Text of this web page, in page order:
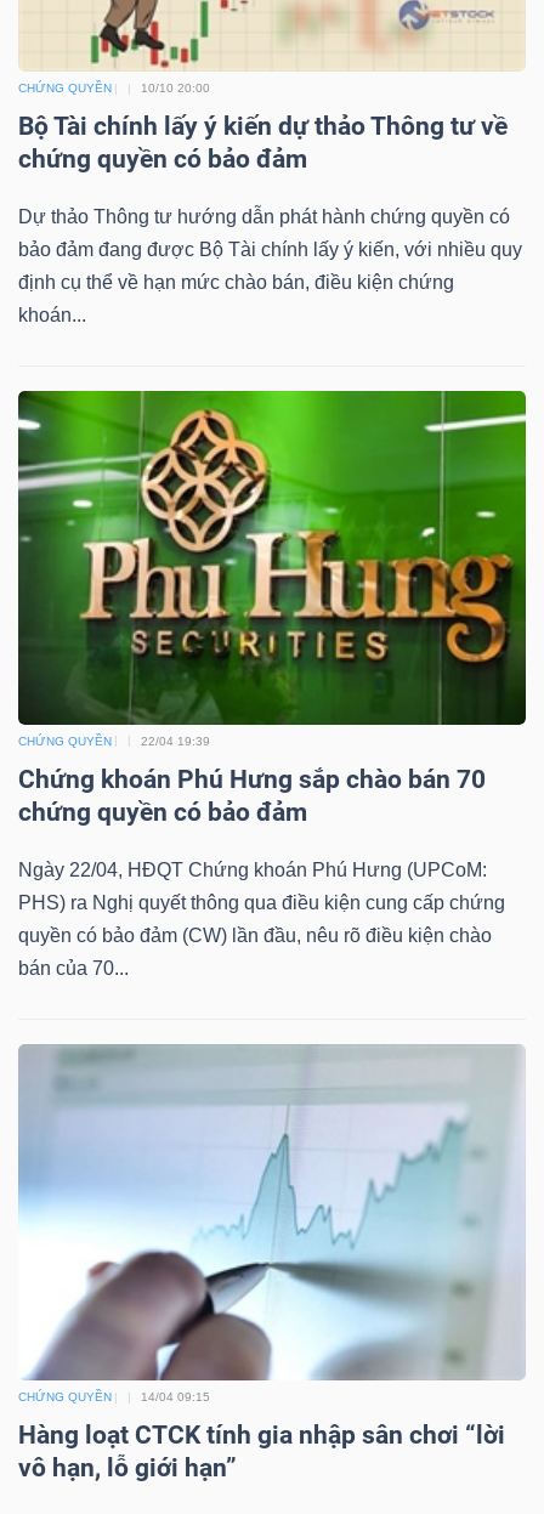
CHỨNG QUYỀN 10/10 20:00
Bộ Tài chính lấy ý kiến dự thảo Thông tư về
chứng quyền có bảo đảm
Dự thảo Thông tư hướng dẫn phát hành chứng quyền có
bảo đảm đang được Bộ Tài chính lấy ý kiến, với nhiều quy
định cụ thể về hạn mức chào bán, điều kiện chứng
khoán...
CHỨNG QUYỀN 22/04 19:39
Chứng khoán Phú Hưng sắp chào bán 70
chứng quyền có bảo đảm
Ngày 22/04, HĐQT Chứng khoán Phú Hưng (UPCoM:
PHS) ra Nghị quyết thông qua điều kiện cung cấp chứng
quyền có bảo đảm (CW) lần đầu, nêu rõ điều kiện chào
bán của 70...
CHỨNG QUYỀN 14/04 09:15
Hàng loạt CTCK tính gia nhập sân chơi “lời
vô hạn, lỗ giới hạn”
TIÊU
THIẾT
YẾU
CHĂM
SỨC
KHỎE
NGHỆ
THÔNG
TIN
TIỆN
ÍCH